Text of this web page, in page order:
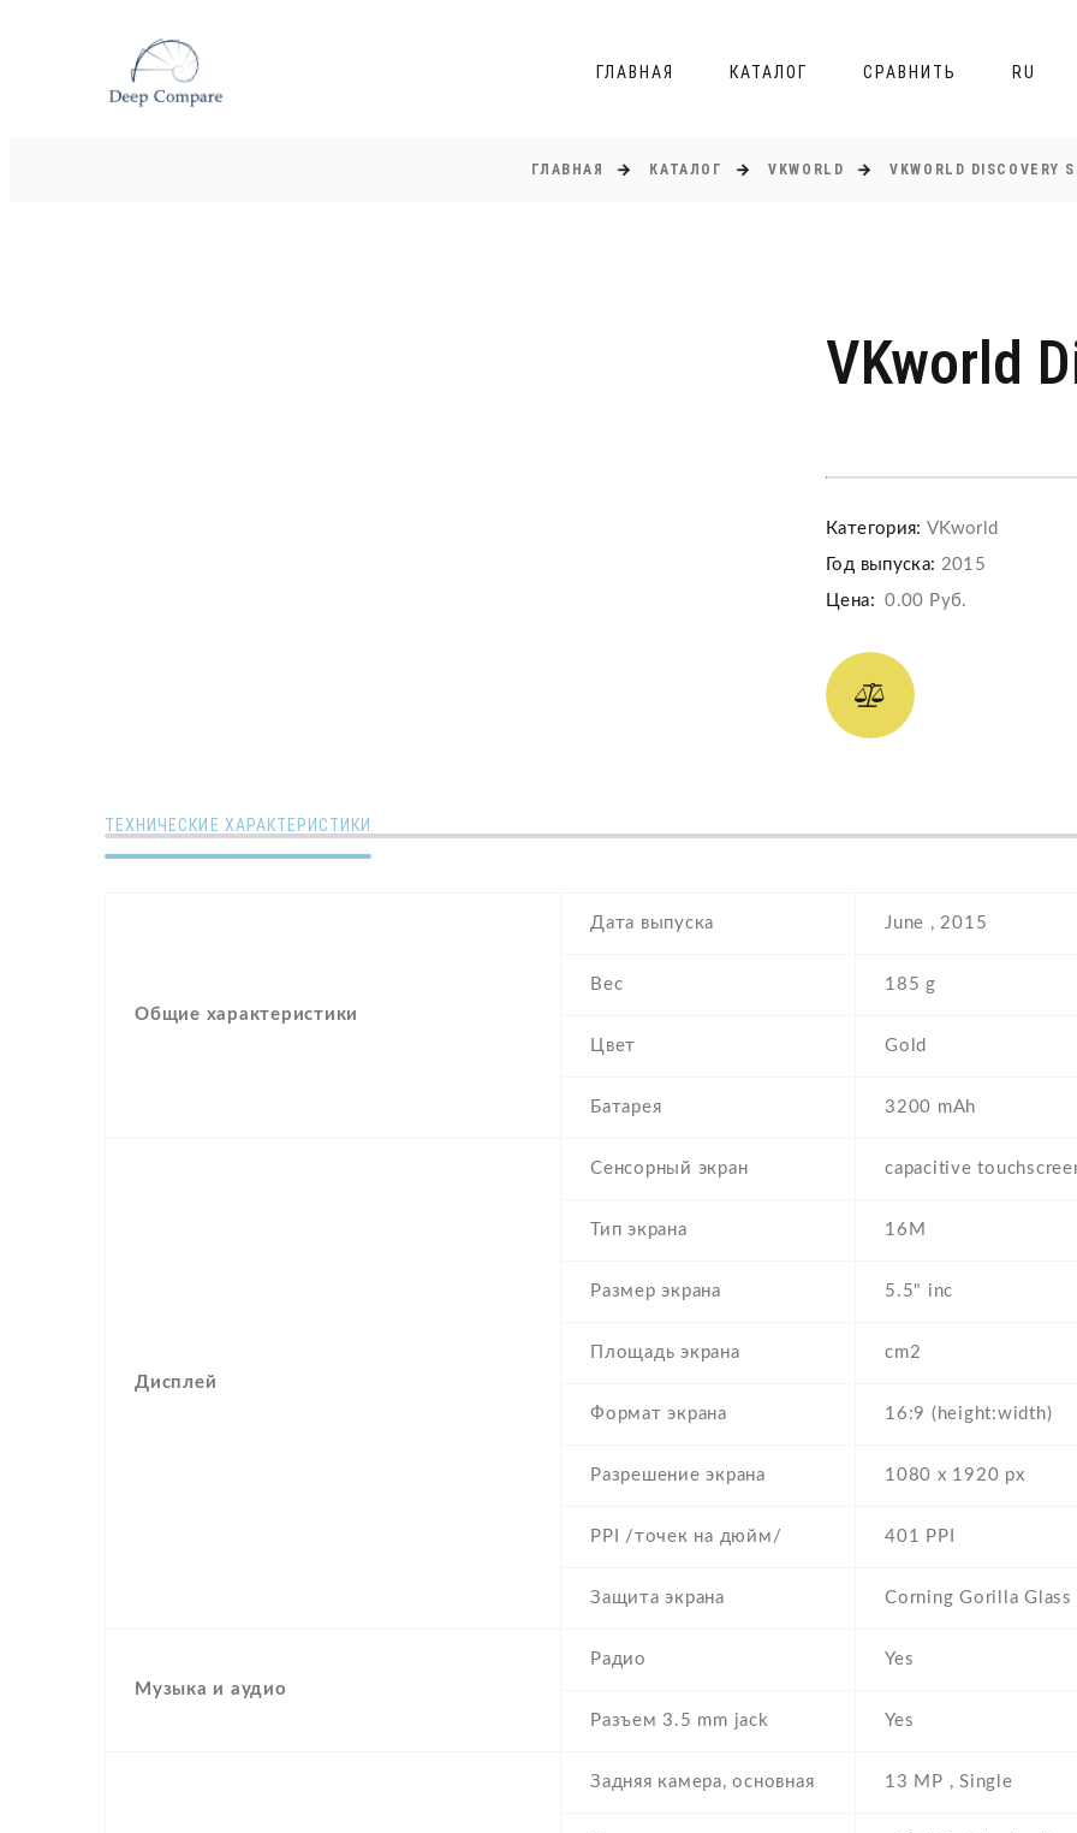
ГЛАВНАЯ КАТАЛОГ СРАВНИТЬ RU
ГЛАВНАЯ КАТАЛОГ VKWORLD VKWORLD DISCOVERY
VKworld
Категория: VKworld
Год выпуска: 2015
Цена: 0.00 Руб.
ТЕХНИЧЕСКИЕ ХАРАКТЕРИСТИКИ
Общие характеристики
Дата выпуска June , 2015
Вес 185 g
Цвет Gold
Батарея 3200 mAh
Дисплей
Сенсорный экран capacitive
Тип экрана 16M
Размер экрана 5.5" inc
Площадь экрана cm2
Формат экрана 16:9 (height:width)
Разрешение экрана 1080 x 1920 px
PPI /точек на дюйм/ 401 PPI
Защита экрана Corning Gorilla Glass
Музыка и аудио
Радио Yes
Разъем 3.5 mm jack Yes
Задняя камера, основная 13 MP , Single